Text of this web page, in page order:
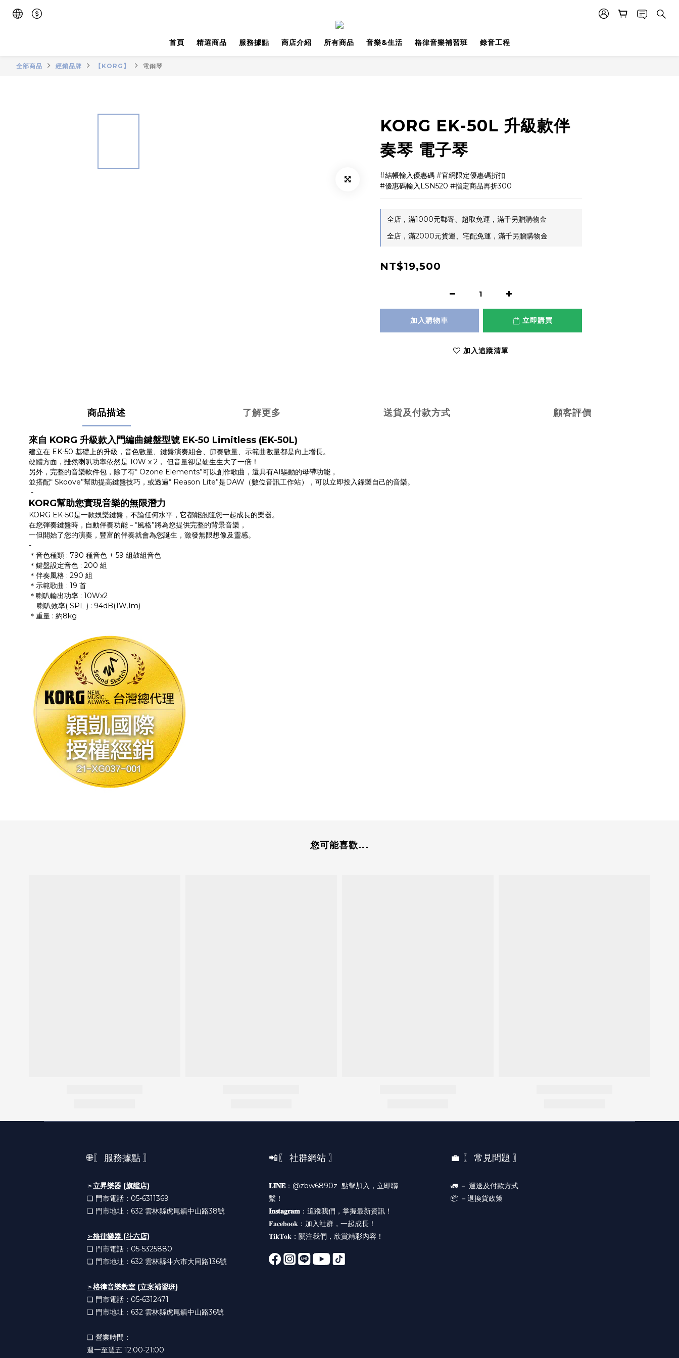
首頁 精選商品 服務據點 商店介紹 所有商品 音樂&生活 格律音樂補習班 錄音工程
全部商品 經銷品牌 【KORG】 電鋼琴
KORG EK-50L 升級款伴
奏琴 電子琴
#結帳輸入優惠碼 #官網限定優惠碼折扣
#優惠碼輸入LSN520 #指定商品再折300
全店，滿1000元郵寄、超取免運，滿千另贈購物金
全店，滿2000元貨運、宅配免運，滿千另贈購物金
NT$19,500
加入購物車 立即購買
加入追蹤清單
商品描述 了解更多 送貨及付款方式 顧客評價
來自 KORG 升級款入門編曲鍵盤型號 EK-50 Limitless (EK-50L)
建立在 EK-50 基礎上的升級，音色數量、鍵盤演奏組合、節奏數量、示範曲數量都是向上增長。
硬體方面，雖然喇叭功率依然是 10W x 2， 但音量卻是硬生生大了一倍！
另外，完整的音樂軟件包，除了有“ Ozone Elements”可以創作歌曲，還具有AI驅動的母帶功能，
並搭配“ Skoove”幫助提高鍵盤技巧，或透過“ Reason Lite”是DAW（數位音訊工作站），可以立即投入錄製自己的音樂。
-
KORG幫助您實現音樂的無限潛力
KORG EK-50是一款娛樂鍵盤，不論任何水平，它都能跟隨您一起成長的樂器。
在您彈奏鍵盤時，自動伴奏功能－“風格”將為您提供完整的背景音樂，
一但開始了您的演奏，豐富的伴奏就會為您誕生，激發無限想像及靈感。
-
＊音色種類 : 790 種音色 + 59 組鼓組音色
＊鍵盤設定音色 : 200 組
＊伴奏風格 : 290 組
＊示範歌曲 : 19 首
＊喇叭輸出功率 : 10Wx2
喇叭效率( SPL ) : 94dB(1W,1m)
＊重量 : 約8kg
您可能喜歡...
🌐〖 服務據點 〗
➣立昇樂器 (旗艦店)
❏ 門市電話：05-6311369
❏ 門市地址：632 雲林縣虎尾鎮中山路38號
➣格律樂器 (斗六店)
❏ 門市電話：05-5325880
❏ 門市地址：632 雲林縣斗六市大同路136號
➣格律音樂教室 (立案補習班)
❏ 門市電話：05-6312471
❏ 門市地址：632 雲林縣虎尾鎮中山路36號
❏ 營業時間：
週一至週五 12:00-21:00
📲〖 社群網站 〗
𝐋𝐈𝐍𝐄：@zbw6890z 點擊加入，立即聯
繫！
𝐈𝐧𝐬𝐭𝐚𝐠𝐫𝐚𝐦 ： 追蹤我們，掌握最新資訊！
𝐅𝐚𝐜𝐞𝐛𝐨𝐨𝐤： 加入社群，一起成長！
𝐓𝐢𝐤𝐓𝐨𝐤： 關注我們，欣賞精彩內容！
💼 〖 常見問題 〗
🚛 － 運送及付款方式
📦 － 退換貨政策